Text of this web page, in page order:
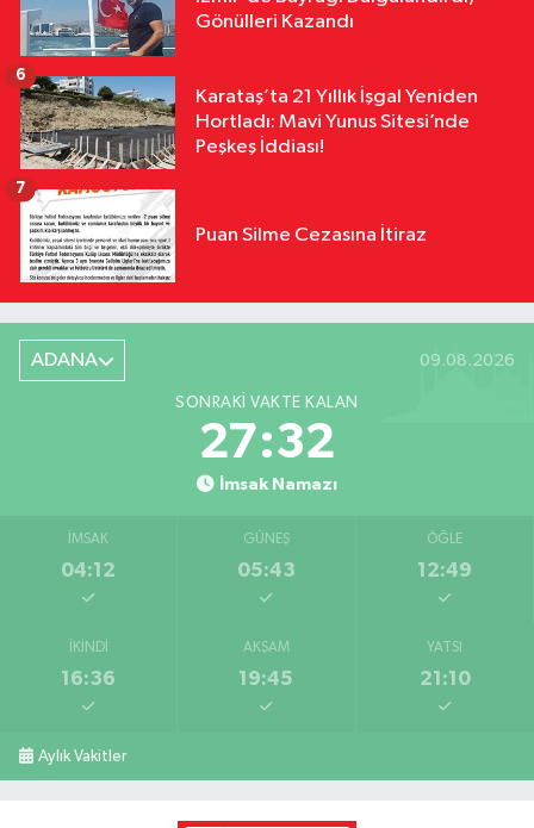
Gönülleri Kazandı
Karataş’ta 21 Yıllık İşgal Yeniden
Hortladı: Mavi Yunus Sitesi’nde
Peşkeş İddiası!
6
Puan Silme Cezasına İtiraz
7
ADANA 09.08.2026
SONRAKI VAKTE KALAN
27:31
İmsak Namazı
İMSAK
04:12
GÜNEŞ
05:43
ÖĞLE
12:49
İKINDI
16:36
AKŞAM
19:45
YATSI
21:10
Aylık Vakitler